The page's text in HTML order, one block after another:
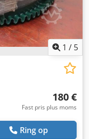
1 / 5
180 €
Fast pris plus moms
Ring op